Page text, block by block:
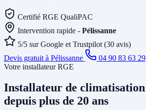
Certifié RGE QualiPAC
Intervention rapide - Pélissanne
5/5 sur Google et Trustpilot (30 avis)
Devis gratuit à Pélissanne
04 90 83 63 29
Votre installateur RGE
Installateur de climatisation
depuis plus de 20 ans